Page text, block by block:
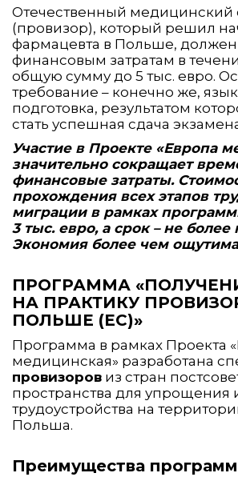
Отечественный медицинский
(провизор), который решил
фармацевта в Польше, должен
финансовым затратам в
общую сумму до 5 тыс. евро.
требование – конечно же,
подготовка, результатом
стать успешная сдача
Участие в Проекте «Европа
значительно сокращает
финансовые затраты.
прохождения всех этапов
миграции в рамках
3 тыс. евро, а срок – не более
Экономия более чем
ПРОГРАММА
НА ПРАКТИКУ
ПОЛЬШЕ (ЕС)»
Программа в рамках Проекта
медицинская» разработана
провизоров из стран
пространства для упрощения
трудоустройства на
Польша.
Преимущества